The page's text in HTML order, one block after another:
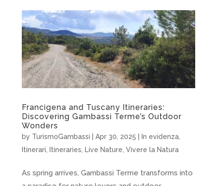
Francigena and Tuscany Itineraries:
Discovering Gambassi Terme’s Outdoor
Wonders
by TurismoGambassi Apr 30, 2025 In evidenza,
Itinerari, Itineraries, Live Nature, Vivere la Natura
As spring arrives, Gambassi Terme transforms into